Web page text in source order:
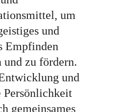
um
und
Empfinden
und zu fördern.
und
gemeinsames